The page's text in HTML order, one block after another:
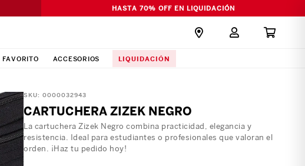
HASTA 70% OFF EN LIQUIDACIÓN
ACCESORIOS LIQUIDACIÓN
SKU:0000032943
CARTUCHERA ZIZEK NEGRO
La cartuchera Zizek Negro combina practicidad, elegancia y
resistencia. Ideal para estudiantes o profesionales que valoran el
orden. ¡Haz tu pedido hoy!